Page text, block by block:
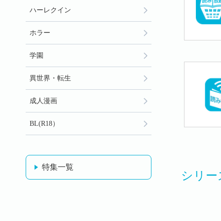
シリー
ハーレクイン
ホラー
学園
異世界・転生
成人漫画
BL(R18）
特集一覧